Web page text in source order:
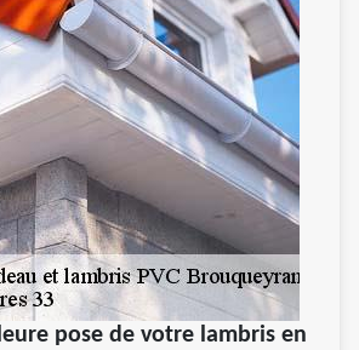
pose de votre lambris en